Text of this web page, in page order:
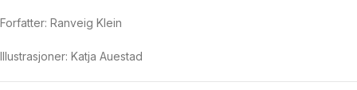
Forfatter: Ranveig Klein
Illustrasjoner: Katja Auestad